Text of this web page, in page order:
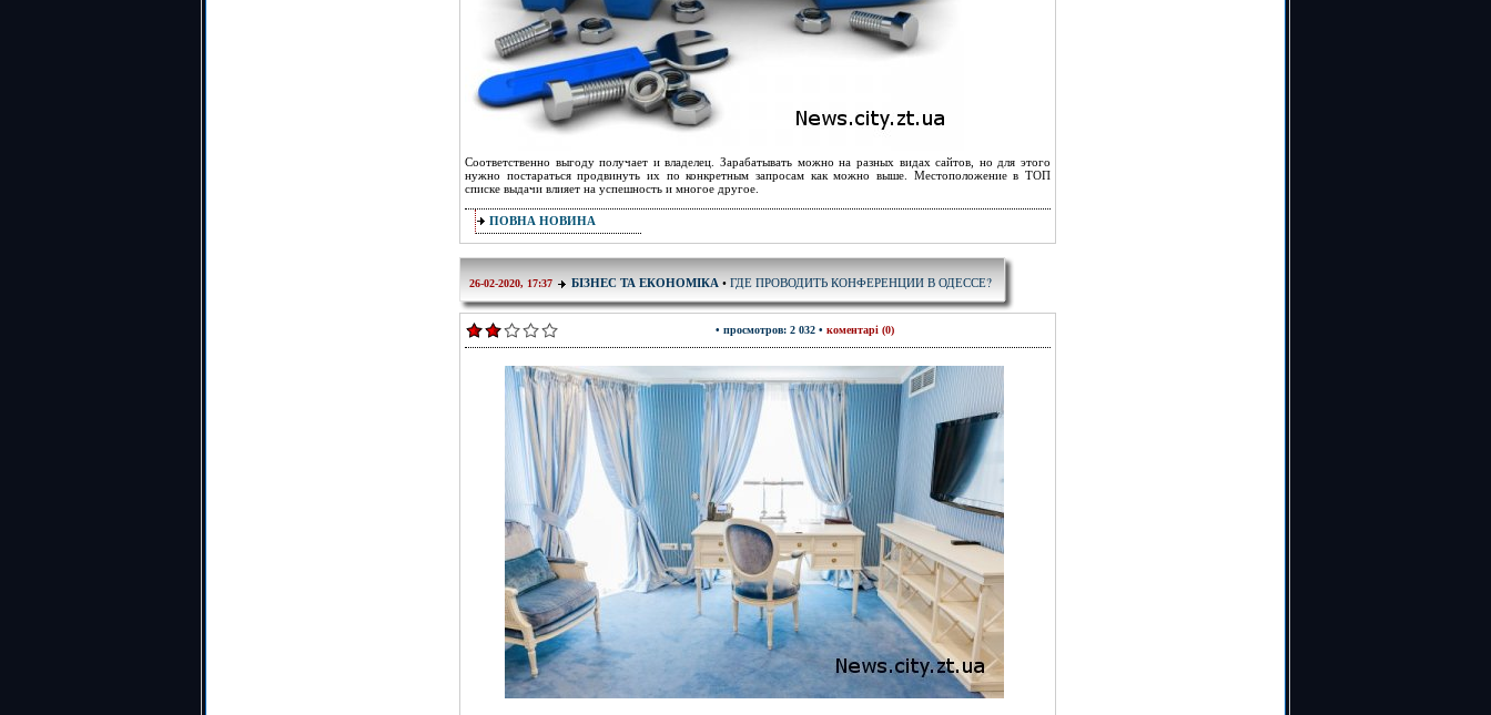
Соответственно выгоду получает и владелец. Зарабатывать можно на разных видах сайтов, но для этого
нужно постараться продвинуть их по конкретным запросам как можно выше. Местоположение в ТОП
списке выдачи влияет на успешность и многое другое.
ПОВНА НОВИНА
26-02-2020, 17:37 БІЗНЕС ТА ЕКОНОМІКА • ГДЕ ПРОВОДИТЬ КОНФЕРЕНЦИИ В ОДЕССЕ?
• просмотров: 2 032 • коментарі (0)